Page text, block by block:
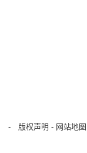
- 版权声明 - 网站地图